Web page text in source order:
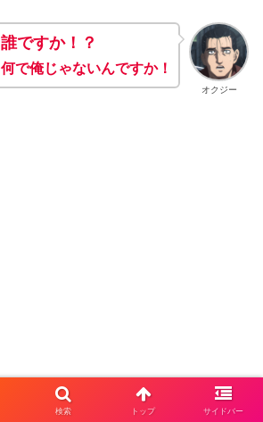
オクジー
誰ですか！？
何で俺じゃないんですか！
検索 トップ サイドバー